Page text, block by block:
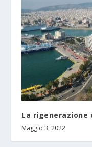
La rigenerazione
Maggio 3, 2022